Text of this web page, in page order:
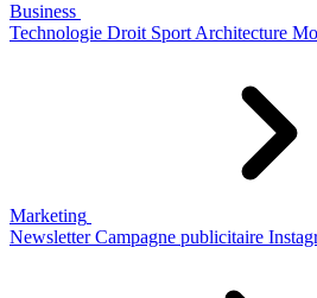
Business
Technologie Droit Sport Architecture
Marketing
Newsletter Campagne publicitaire